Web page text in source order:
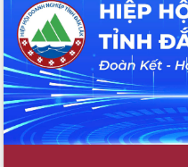
Hội thảo khoa học “Giải pháp thúc đẩy
phát triển nền kinh tế xanh tại tỉnh
Đắk Lắk”
Tăng cường giám sát, đôn đốc thực
hiện nhiệm vụ quản lý tài sản công
hàng tuần
Tháo gỡ những vướng mắc, đẩy mạnh